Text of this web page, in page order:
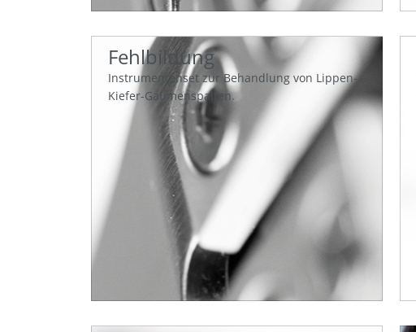
Fehlbildung
Instrumentenset zur Behandlung von Lippen-
Kiefer-Gaumenspalten.